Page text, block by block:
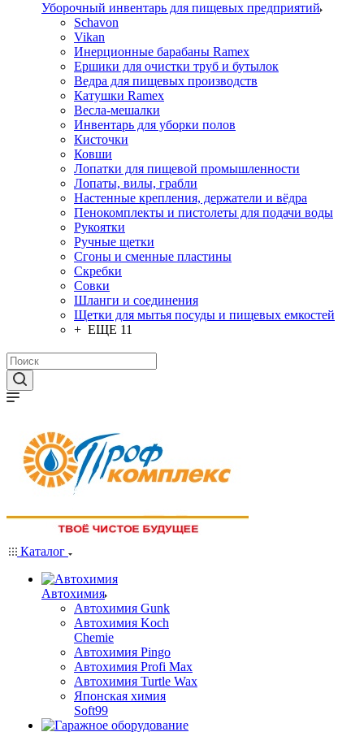
Уборочный инвентарь для пищевых предприятий
Schavon
Vikan
Инерционные барабаны Ramex
Ершики для очистки труб и бутылок
Ведра для пищевых производств
Катушки Ramex
Весла-мешалки
Инвентарь для уборки полов
Кисточки
Ковши
Лопатки для пищевой промышленности
Лопаты, вилы, грабли
Настенные крепления, держатели и вёдра
Пенокомплекты и пистолеты для подачи воды
Рукоятки
Ручные щетки
Сгоны и сменные пластины
Скребки
Совки
Шланги и соединения
Щетки для мытья посуды и пищевых емкостей
+ ЕЩЕ 11
Каталог
Автохимия
Автохимия Gunk
Автохимия Koch
Chemie
Автохимия Pingo
Автохимия Profi Max
Автохимия Turtle Wax
Японская химия
Soft99